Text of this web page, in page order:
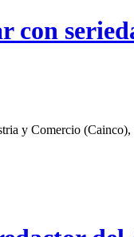
y Comercio (Cainco),